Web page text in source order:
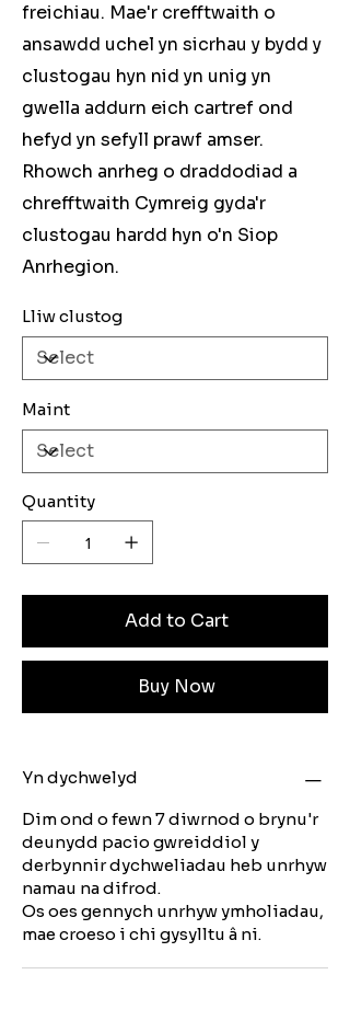
freichiau. Mae'r crefftwaith o
ansawdd uchel yn sicrhau y bydd y
clustogau hyn nid yn unig yn
gwella addurn eich cartref ond
hefyd yn sefyll prawf amser.
Rhowch anrheg o draddodiad a
chrefftwaith Cymreig gyda'r
clustogau hardd hyn o'n Siop
Anrhegion.
Lliw clustog
Maint
Quantity
Add to Cart
Buy Now
Yn dychwelyd
Dim ond o fewn 7 diwrnod o brynu'r
deunydd pacio gwreiddiol y
derbynnir dychweliadau heb unrhyw
namau na difrod.
Os oes gennych unrhyw ymholiadau,
mae croeso i chi gysylltu â ni.